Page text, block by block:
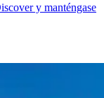
y manténgase